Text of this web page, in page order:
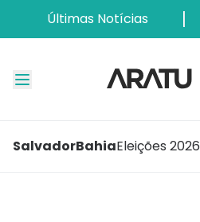
Últimas Notícias
SalvadorBahiaEleições 2026